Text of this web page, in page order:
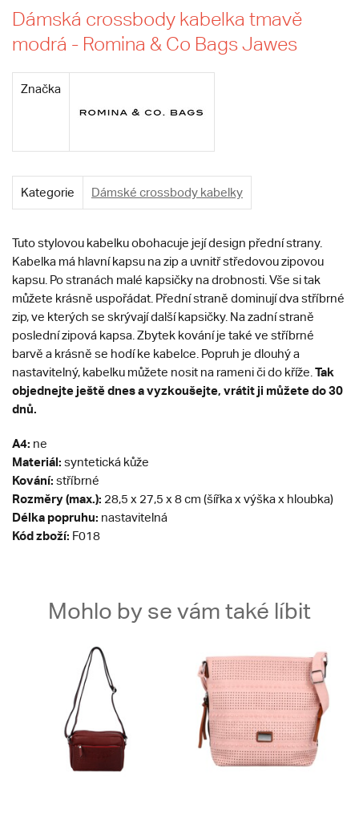
Dámská crossbody kabelka tmavě
modrá - Romina & Co Bags Jawes
Značka
Kategorie Dámské crossbody kabelky
Tuto stylovou kabelku obohacuje její design přední strany.
Kabelka má hlavní kapsu na zip a uvnitř středovou zipovou
kapsu. Po stranách malé kapsičky na drobnosti. Vše si tak
můžete krásně uspořádat. Přední straně dominují dva stříbrné
zip, ve kterých se skrývají další kapsičky. Na zadní straně
poslední zipová kapsa. Zbytek kování je také ve stříbrné
barvě a krásně se hodí ke kabelce. Popruh je dlouhý a
nastavitelný, kabelku můžete nosit na rameni či do kříže. Tak
objednejte ještě dnes a vyzkoušejte, vrátit ji můžete do 30
dnů.
A4: ne
Materiál: syntetická kůže
Kování: stříbrné
Rozměry (max.): 28,5 x 27,5 x 8 cm (šířka x výška x hloubka)
Délka popruhu: nastavitelná
Kód zboží: F018
Mohlo by se vám také líbit